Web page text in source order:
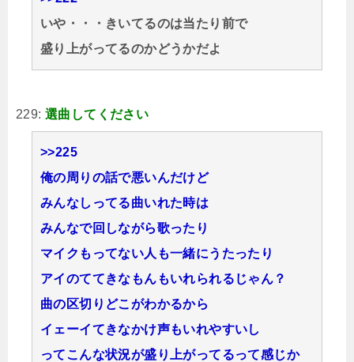
いや・・・きいてるのは当たり前で
盛り上がってるのかどうかだよ
229: 選曲してください
>>225
俺の周りの話で悪いんだけど
みんなしってる曲いれた時は
みんなで回しながら歌ったり
マイクもってない人も一緒にうたったり
アイのててきなもんもいれられるじゃん？
曲の区切りどこがわかるから
イェーイてきなかけ声もいれやすいし
ってこんな状況が盛り上がってるって感じか